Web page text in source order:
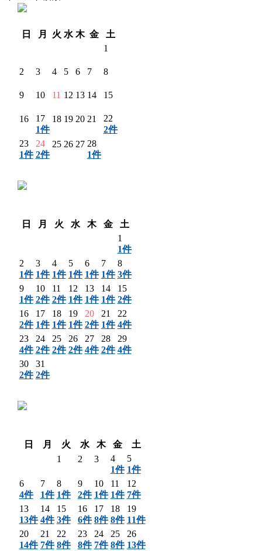
日
月 火 水 木 金
土
1
2 3 4 5 6 7 8
9 10 11 12 13 14 15
16
17
1件
18 19 20 21
22
2件
23
1件
24
2件
25 26 27 28
1件
日
月 火 水 木 金
土
1
1件
2
1件
3
1件
4
1件
5
1件
6
1件
7
1件
8
3件
9
1件
10
2件
11
2件
12
1件
13
1件
14
1件
15
2件
16
2件
17
1件
18
1件
19
1件
20
2件
21
1件
22
4件
23
4件
24
2件
25
2件
26
2件
27
4件
28
2件
29
4件
30
2件
31
2件
日
月 火 水 木 金
土
1
2 3
4
1件
5
1件
6
4件
7
1件
8
1件
9
2件
10
1件
11
1件
12
7件
13
13件
14
4件
15
3件
16
6件
17
8件
18
8件
19
11件
20
14件
21
7件
22
8件
23
8件
24
7件
25
8件
26
13件